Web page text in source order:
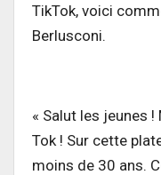
TikTok, voici
Berlusconi.
« Salut les jeunes
Tok ! Sur cette
moins de 30 ans.